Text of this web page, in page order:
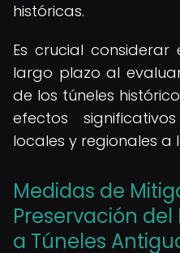
históricas.
Es crucial considerar
largo plazo al
de los túneles
efectos
locales y regionales a
Medidas de
Preservación
a Túneles